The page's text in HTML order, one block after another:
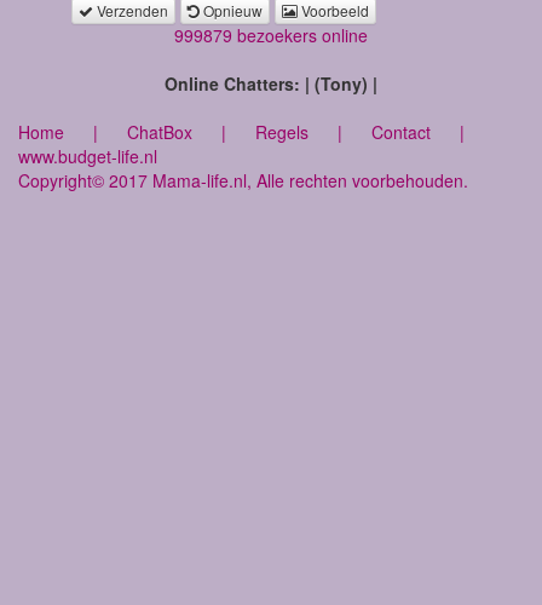
Verzenden Opnieuw Voorbeeld
999879 bezoekers online
Online Chatters: | (Tony) |
Home | ChatBox | Regels | Contact |
www.budget-life.nl
Copyright© 2017 Mama-life.nl, Alle rechten voorbehouden.